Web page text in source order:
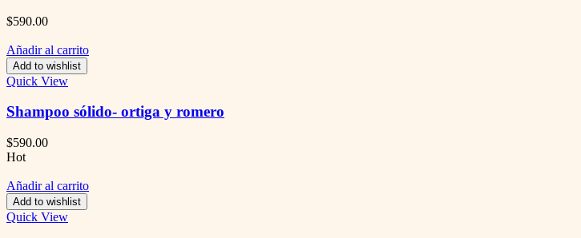
$590.00
Añadir al carrito
Add to wishlist
Quick View
Shampoo sólido- ortiga y romero
$590.00
Hot
Añadir al carrito
Add to wishlist
Quick View